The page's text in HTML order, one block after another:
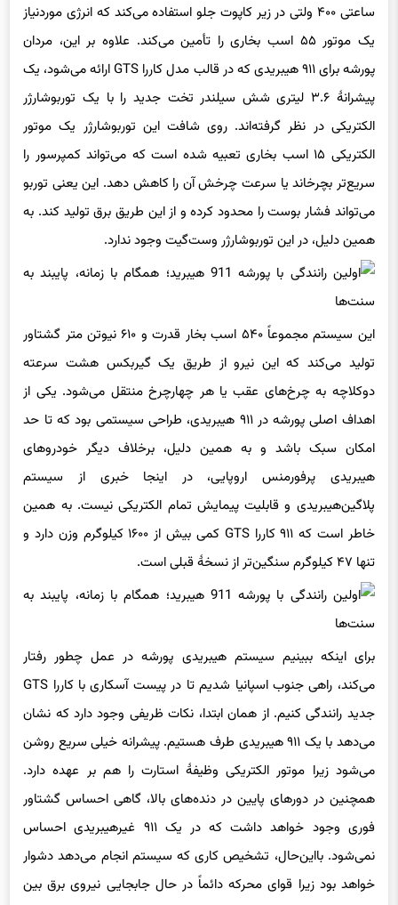
ساعتی ۴۰۰ ولتی در زیر کاپوت جلو استفاده می‌کند که انرژی موردنیاز
یک موتور ۵۵ اسب بخاری را تأمین می‌کند. علاوه بر این، مردان
پورشه برای ۹۱۱ هیبریدی که در قالب مدل کاررا GTS ارائه می‌شود، یک
پیشرانهٔ ۳.۶ لیتری شش سیلندر تخت جدید را با یک توربوشارژر
الکتریکی در نظر گرفته‌اند. روی شافت این توربوشارژر یک موتور
الکتریکی ۱۵ اسب بخاری تعبیه شده است که می‌تواند کمپرسور را
سریع‌تر بچرخاند یا سرعت چرخش آن را کاهش دهد. این یعنی توربو
می‌تواند فشار بوست را محدود کرده و از این طریق برق تولید کند. به
همین دلیل، در این توربوشارژر وست‌گیت وجود ندارد.
این سیستم مجموعاً ۵۴۰ اسب بخار قدرت و ۶۱۰ نیوتن متر گشتاور
تولید می‌کند که این نیرو از طریق یک گیربکس هشت سرعته
دوکلاچه به چرخ‌های عقب یا هر چهارچرخ منتقل می‌شود. یکی از
اهداف اصلی پورشه در ۹۱۱ هیبریدی، طراحی سیستمی بود که تا حد
امکان سبک باشد و به همین دلیل، برخلاف دیگر خودروهای
هیبریدی پرفورمنس اروپایی، در اینجا خبری از سیستم
پلاگین‌هیبریدی و قابلیت پیمایش تمام الکتریکی نیست. به همین
خاطر است که ۹۱۱ کاررا GTS کمی بیش از ۱۶۰۰ کیلوگرم وزن دارد و
تنها ۴۷ کیلوگرم سنگین‌تر از نسخهٔ قبلی است.
برای اینکه ببینیم سیستم هیبریدی پورشه در عمل چطور رفتار
می‌کند، راهی جنوب اسپانیا شدیم تا در پیست آسکاری با کاررا GTS
جدید رانندگی کنیم. از همان ابتدا، نکات ظریفی وجود دارد که نشان
می‌دهد با یک ۹۱۱ هیبریدی طرف هستیم. پیشرانه خیلی سریع روشن
می‌شود زیرا موتور الکتریکی وظیفهٔ استارت را هم بر عهده دارد.
همچنین در دورهای پایین در دنده‌های بالا، گاهی احساس گشتاور
فوری وجود خواهد داشت که در یک ۹۱۱ غیرهیبریدی احساس
نمی‌شود. بااین‌حال، تشخیص کاری که سیستم انجام می‌دهد دشوار
خواهد بود زیرا قوای محرکه دائماً در حال جابجایی نیروی برق بین